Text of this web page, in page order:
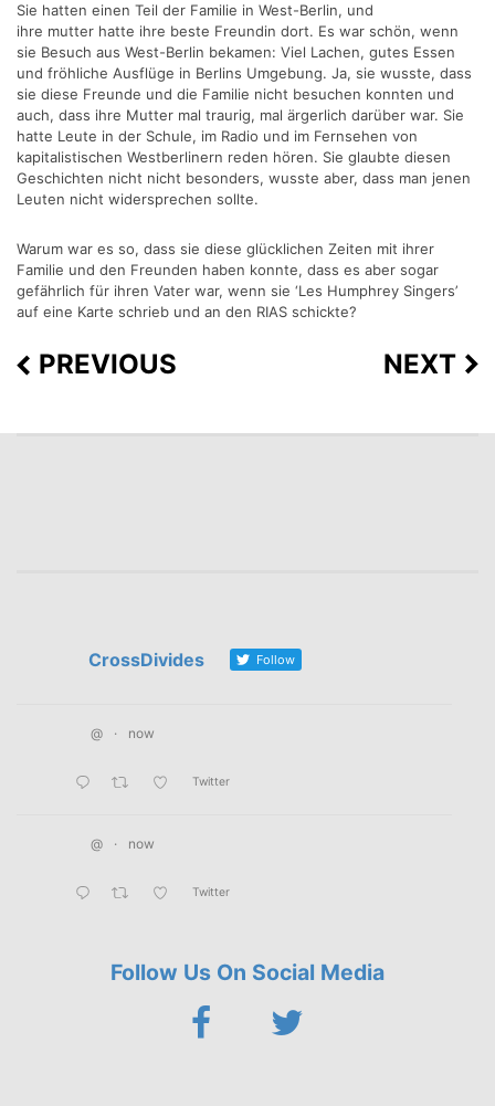
Sie hatten einen Teil der Familie in West-Berlin, und
ihre mutter hatte ihre beste Freundin dort. Es war schön, wenn
sie Besuch aus West-Berlin bekamen: Viel Lachen, gutes Essen
und fröhliche Ausflüge in Berlins Umgebung. Ja, sie wusste, dass
sie diese Freunde und die Familie nicht besuchen konnten und
auch, dass ihre Mutter mal traurig, mal ärgerlich darüber war. Sie
hatte Leute in der Schule, im Radio und im Fernsehen von
kapitalistischen Westberlinern reden hören. Sie glaubte diesen
Geschichten nicht nicht besonders, wusste aber, dass man jenen
Leuten nicht widersprechen sollte.
Warum war es so, dass sie diese glücklichen Zeiten mit ihrer
Familie und den Freunden haben konnte, dass es aber sogar
gefährlich für ihren Vater war, wenn sie ‘Les Humphrey Singers’
auf eine Karte schrieb und an den RIAS schickte?
PREVIOUS NEXT
CrossDivides Follow
@ · now
Twitter
@ · now
Twitter
Follow Us On Social Media